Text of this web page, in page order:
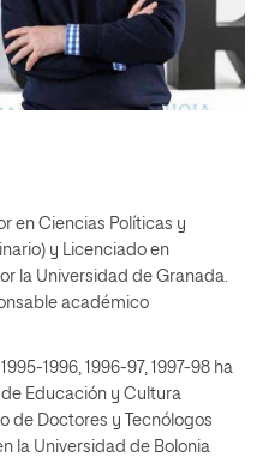
en Ciencias Políticas y
y Licenciado en
la Universidad de Granada.
académico
1996, 1996-97, 1997-98 ha
Educación y Cultura
de Doctores y Tecnólogos
la Universidad de Bolonia